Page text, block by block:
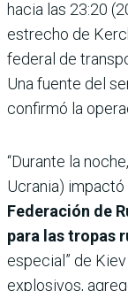
hacia las 23:20
estrecho de
federal de
Una fuente del
confirmó la
“Durante la
Ucrania) impactó
Federación de
para las tropas
especial” de
explosivos,